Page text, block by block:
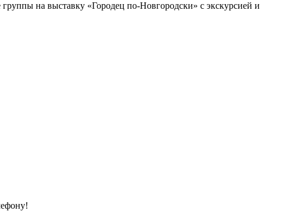
на выставку «Городец по-Новгородски» с экскурсией и